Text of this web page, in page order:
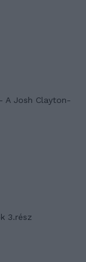
A Josh Clayton-
3.rész